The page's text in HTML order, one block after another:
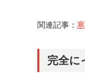
関連記事：
完全に